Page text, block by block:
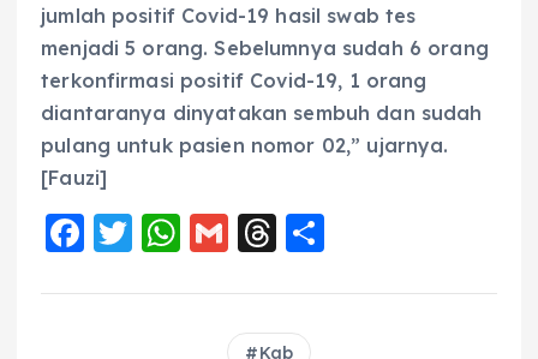
jumlah positif Covid-19 hasil swab tes
menjadi 5 orang. Sebelumnya sudah 6 orang
terkonfirmasi positif Covid-19, 1 orang
diantaranya dinyatakan sembuh dan sudah
pulang untuk pasien nomor 02,” ujarnya.
[Fauzi]
F
c
T
it
W
a
G
ai
l
T
re
a
a
Kab